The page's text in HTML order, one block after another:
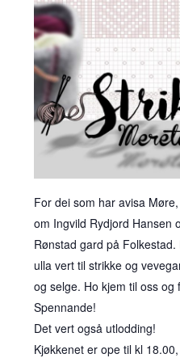
For dei som har avisa
om Ingvild Rydjord Hansen
Rønstad gard på
ulla vert til strikke og
og selge. Ho kjem til oss
Spennande!
Det vert også utlodding!
Kjøkkenet er ope til kl